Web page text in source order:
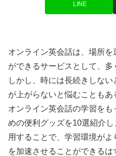
LINE
オンライン英会話は、場所
ができるサービスとして、多
しかし、時には長続きしな
が上がらないと悩むことも
オンライン英会話の学習を
めの便利グッズを10選紹介
用することで、学習環境が
を加速させることができるは